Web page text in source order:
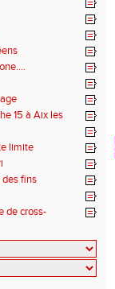
15 à Aix les
limite
des fins
de cross-